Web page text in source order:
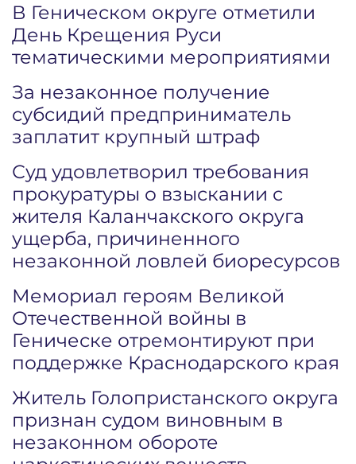
В Геническом округе отметили
День Крещения Руси
тематическими мероприятиями
За незаконное получение
субсидий предприниматель
заплатит крупный штраф
Суд удовлетворил требования
прокуратуры о взыскании с
жителя Каланчакского округа
ущерба, причиненного
незаконной ловлей биоресурсов
Мемориал героям Великой
Отечественной войны в
Геническе отремонтируют при
поддержке Краснодарского края
Житель Голопристанского округа
признан судом виновным в
незаконном обороте